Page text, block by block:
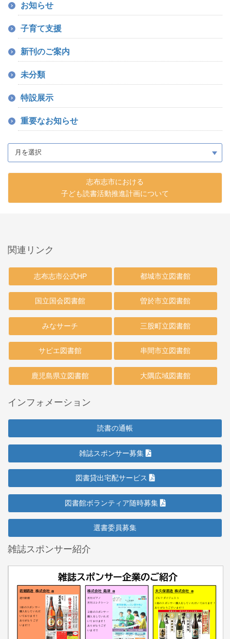
お知らせ
子育て支援
新刊のご案内
未分類
特設展示
重要なお知らせ
志布志市における
子ども読書活動推進計画について
関連リンク
志布志市公式HP
国立国会図書館
みなサーチ
サピエ図書館
鹿児島県立図書館
都城市立図書館
曽於市立図書館
三股町立図書館
串間市立図書館
大隅広域図書館
インフォメーション
読書の通帳
雑誌スポンサー募集
図書貸出宅配サービス
図書館ボランティア随時募集
選書委員募集
雑誌スポンサー紹介